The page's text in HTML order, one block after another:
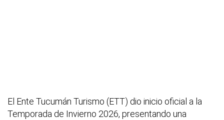
El Ente Tucumán Turismo (ETT) dio inicio oficial a la
Temporada de Invierno 2026, presentando una